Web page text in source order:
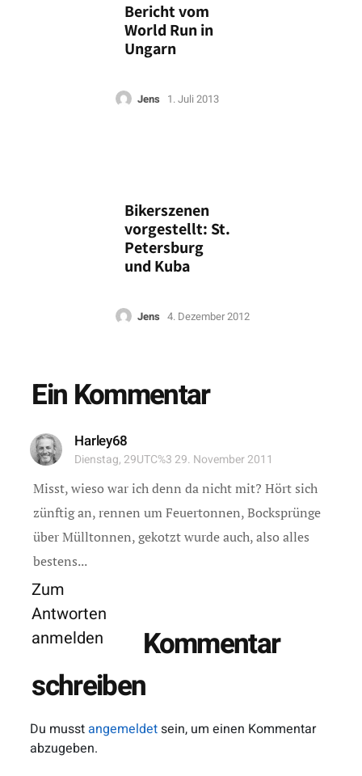
Bericht vom
World Run in
Ungarn
Jens 1. Juli 2013
Bikerszenen
vorgestellt: St.
Petersburg
und Kuba
Jens 4. Dezember 2012
Ein Kommentar
Harley68
Dienstag, 29UTC%3 29. November 2011
Misst, wieso war ich denn da nicht mit? Hört sich
zünftig an, rennen um Feuertonnen, Bocksprünge
über Mülltonnen, gekotzt wurde auch, also alles
bestens...
Zum
Antworten
anmelden
Kommentar
schreiben
Du musstangemeldetsein, um einen Kommentar
abzugeben.